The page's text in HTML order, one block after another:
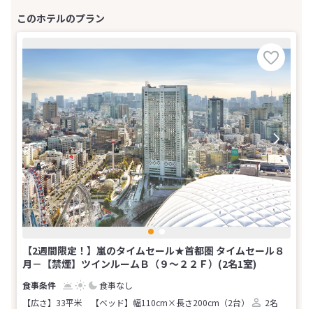
【2週間限定！】嵐のタイムセール★首都圏 タイムセール８
月－【禁煙】ツインルームＢ（９～２２Ｆ）(2名1室)
食事なし
【広さ】33平米
【ベッド】幅110cm×長さ200cm（2台）
2名